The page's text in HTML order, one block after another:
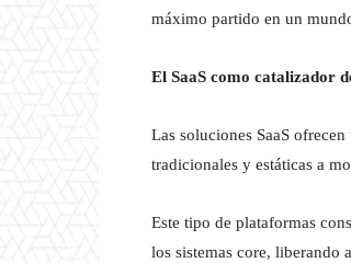
máximo partido en un
El SaaS como catalizador
Las soluciones SaaS
tradicionales y estáticas a
Este tipo de plataformas
los sistemas core, liberando